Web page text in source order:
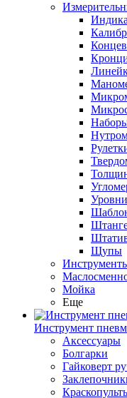
Уровни
Щупы
Мойка
Еще
Инструмент
Аксессуары
Болгарки
Гайковерт